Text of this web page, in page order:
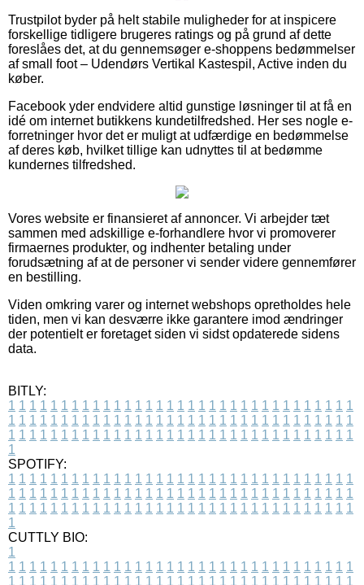
Trustpilot byder på helt stabile muligheder for at inspicere
forskellige tidligere brugeres ratings og på grund af dette
foreslåes det, at du gennemsøger e-shoppens bedømmelser
af small foot – Udendørs Vertikal Kastespil, Active inden du
køber.
Facebook yder endvidere altid gunstige løsninger til at få en
idé om internet butikkens kundetilfredshed. Her ses nogle e-
forretninger hvor det er muligt at udfærdige en bedømmelse
af deres køb, hvilket tillige kan udnyttes til at bedømme
kundernes tilfredshed.
Vores website er finansieret af annoncer. Vi arbejder tæt
sammen med adskillige e-forhandlere hvor vi promoverer
firmaernes produkter, og indhenter betaling under
forudsætning af at de personer vi sender videre gennemfører
en bestilling.
Viden omkring varer og internet webshops opretholdes hele
tiden, men vi kan desværre ikke garantere imod ændringer
der potentielt er foretaget siden vi sidst opdaterede sidens
data.
BITLY:
1 1 1 1 1 1 1 1 1 1 1 1 1 1 1 1 1 1 1 1 1 1 1 1 1 1 1 1 1 1 1 1 1
1 1 1 1 1 1 1 1 1 1 1 1 1 1 1 1 1 1 1 1 1 1 1 1 1 1 1 1 1 1 1 1 1
1 1 1 1 1 1 1 1 1 1 1 1 1 1 1 1 1 1 1 1 1 1 1 1 1 1 1 1 1 1 1 1 1
1
SPOTIFY:
1 1 1 1 1 1 1 1 1 1 1 1 1 1 1 1 1 1 1 1 1 1 1 1 1 1 1 1 1 1 1 1 1
1 1 1 1 1 1 1 1 1 1 1 1 1 1 1 1 1 1 1 1 1 1 1 1 1 1 1 1 1 1 1 1 1
1 1 1 1 1 1 1 1 1 1 1 1 1 1 1 1 1 1 1 1 1 1 1 1 1 1 1 1 1 1 1 1 1
1
CUTTLY BIO:
1
1 1 1 1 1 1 1 1 1 1 1 1 1 1 1 1 1 1 1 1 1 1 1 1 1 1 1 1 1 1 1 1 1
1 1 1 1 1 1 1 1 1 1 1 1 1 1 1 1 1 1 1 1 1 1 1 1 1 1 1 1 1 1 1 1 1